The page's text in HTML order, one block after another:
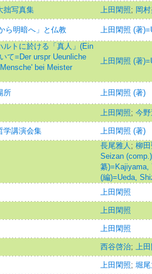
拙写真集 上田閑照; 岡
ら明暗へ」と仏教
上田閑照 (著
ルトに於ける「真人」(Ein
て=Der urspr Ueunliche
bei Meister
上田閑照 (著
所 上田閑照 (著)
上田閑照; 今
学講演会集 上田閑照 (著)
長尾雅人 ; 柳
Seizan (comp.)
纂)=Kajiyama,
(編)=Ueda,
上田閑照
上田閑照
上田閑照
西谷啓治; 上
上田閑照; 堀